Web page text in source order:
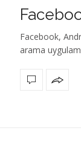
Facebook,
arama